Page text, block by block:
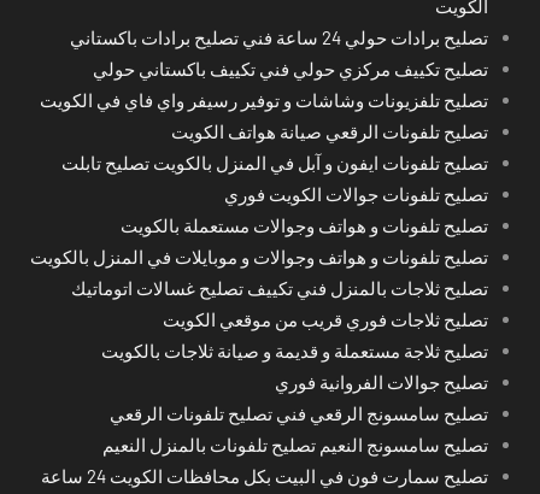
الكويت
تصليح برادات حولي 24 ساعة فني تصليح برادات باكستاني
تصليح تكييف مركزي حولي فني تكييف باكستاني حولي
تصليح تلفزيونات وشاشات و توفير رسيفر واي فاي في الكويت
تصليح تلفونات الرقعي صيانة هواتف الكويت
تصليح تلفونات ايفون و آبل في المنزل بالكويت تصليح تابلت
تصليح تلفونات جوالات الكويت فوري
تصليح تلفونات و هواتف وجوالات مستعملة بالكويت
تصليح تلفونات و هواتف وجوالات و موبايلات في المنزل بالكويت
تصليح ثلاجات بالمنزل فني تكييف تصليح غسالات اتوماتيك
تصليح ثلاجات فوري قريب من موقعي الكويت
تصليح ثلاجة مستعملة و قديمة و صيانة ثلاجات بالكويت
تصليح جوالات الفروانية فوري
تصليح سامسونج الرقعي فني تصليح تلفونات الرقعي
تصليح سامسونج النعيم تصليح تلفونات بالمنزل النعيم
تصليح سمارت فون في البيت بكل محافظات الكويت 24 ساعة